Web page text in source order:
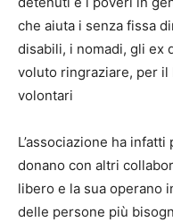
che aiuta i senza fissa
disabili, i nomadi, gli ex
voluto ringraziare, per
volontari
L’associazione ha
donano con altri
libero e la sua operano
delle persone più